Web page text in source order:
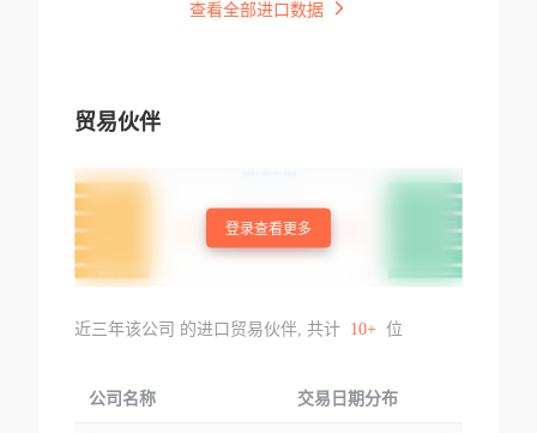
查看全部进口数据
贸易伙伴
登录查看更多
近三年该公司 的进口贸易伙伴, 共计 10+ 位
公司名称 交易日期分布